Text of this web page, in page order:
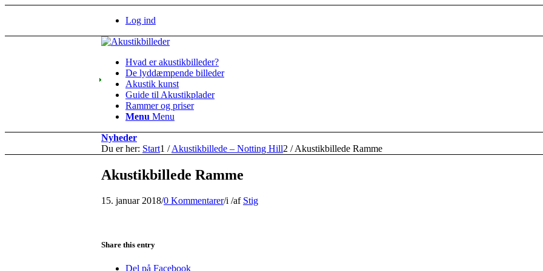
Log ind
Hvad er akustikbilleder?
De lyddæmpende billeder
Akustik kunst
Guide til Akustikplader
Rammer og priser
Menu Menu
Nyheder
Du er her: Start1 / Akustikbillede – Notting Hill2 / Akustikbillede Ramme
Akustikbillede Ramme
15. januar 2018/0 Kommentarer/i /af Stig
Share this entry
Del på Facebook